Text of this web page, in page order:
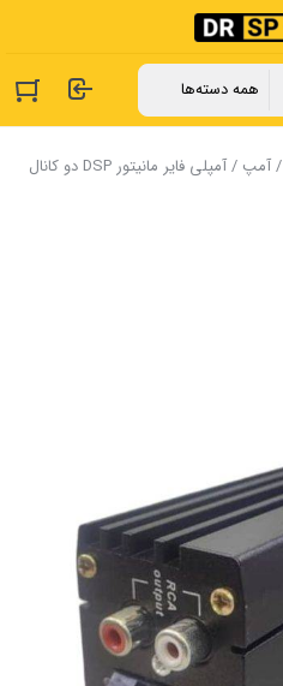
/آمپ / آمپلی فایر مانیتور DSP دو کانال